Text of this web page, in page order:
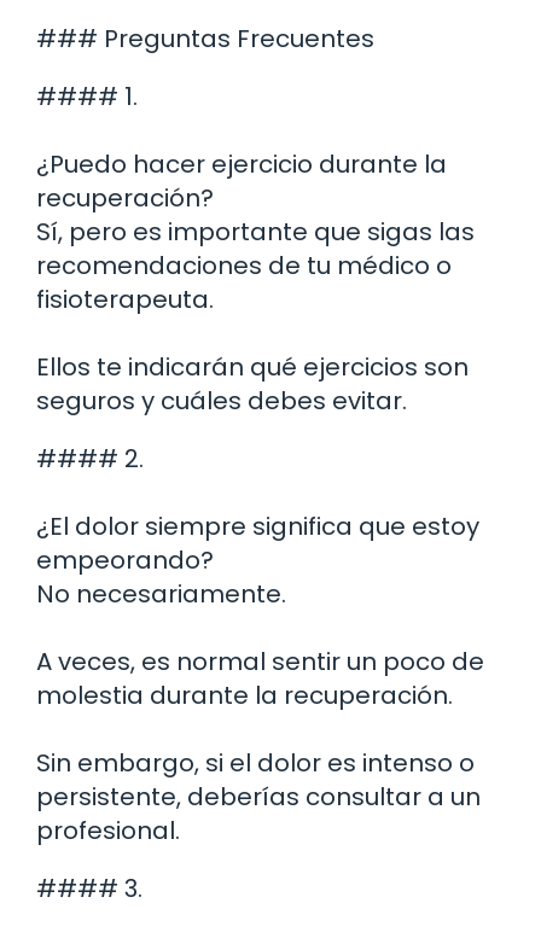
### Preguntas Frecuentes
#### 1.
¿Puedo hacer ejercicio durante la
recuperación?
Sí, pero es importante que sigas las
recomendaciones de tu médico o
fisioterapeuta.
Ellos te indicarán qué ejercicios son
seguros y cuáles debes evitar.
#### 2.
¿El dolor siempre significa que estoy
empeorando?
No necesariamente.
A veces, es normal sentir un poco de
molestia durante la recuperación.
Sin embargo, si el dolor es intenso o
persistente, deberías consultar a un
profesional.
#### 3.